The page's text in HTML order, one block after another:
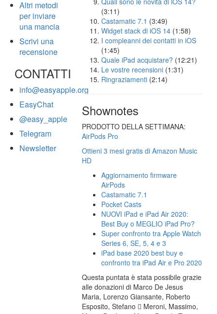
Altri metodi
per inviare
una mancia
Scrivi una
recensione
CONTATTI
info@easyapple.org
EasyChat
@easy_apple
Telegram
Newsletter
(3:11)
Castamatic 7.1 (3:49)
Widget stack di iOS 14 (1:58)
I compleanni dei contatti in iOS
(1:45)
Quale iPad acquistare? (12:21)
Le vostre recensioni (1:31)
Ringraziamenti (2:14)
Shownotes
PRODOTTO DELLA SETTIMANA:
AirPods Pro
Ottieni 3 mesi gratis di Amazon Music
HD
Aggiornamento firmware
AirPods
Castamatic 7.1
Pocket Casts
NUOVI iPad e iPad Air 2020:
Best Buy o MEGLIO iPad Pro?
Super confronto tra Apple Watch
Series 6, SE, 5, 4 e 3
iPad base 2020 best buy e
confronto tra iPad Air e Pro 2020
Questa puntata è stata possibile grazie
alle donazioni di Marco De Jesus
Maria, Lorenzo Giansante, Roberto
Esposito, Stefano  Meroni, Massimo,